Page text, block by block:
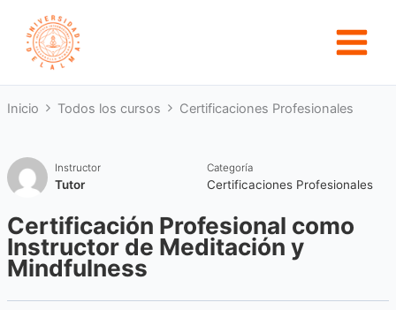
contenido
Inicio Todos los cursos Certificaciones Profesionales
Instructor
Tutor
Categoría
Certificaciones Profesionales
Certificación Profesional como
Instructor de Meditación y
Mindfulness